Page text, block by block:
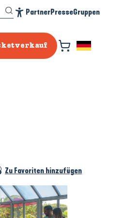
PartnerPresseGruppen
aux favoris
Zu Favoriten hinzufügen